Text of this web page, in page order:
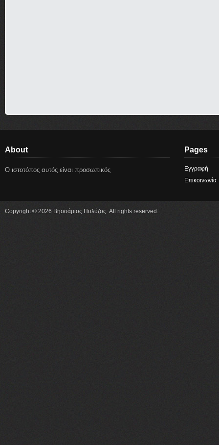
About
Ο ιστοτόπος αυτός είναι προσωπικός
Pages
Εγγραφή
Επικοινωνία
Copyright © 2026 Βησσάριος Πολύζος. All rights reserved.